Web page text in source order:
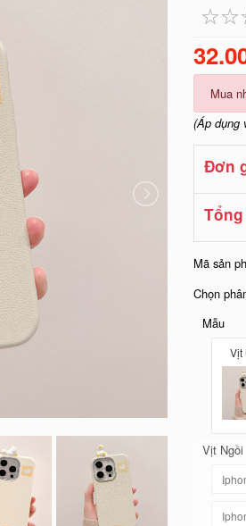
☆☆
★★
Mua
(Áp dụng
Đơn
Mã sản
Chọn
Mẫu
Vịt
Vịt Ngồi